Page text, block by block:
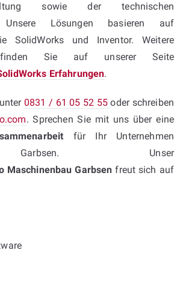
sowie der technischen
Unsere Lösungen basieren auf
SolidWorks und Inventor. Weitere
finden Sie auf unserer Seite
Erfahrungen.
0831 / 61 05 52 55 oder schreiben
. Sprechen Sie mit uns über eine
für Ihr Unternehmen
Unser
Maschinenbau Garbsen freut sich auf